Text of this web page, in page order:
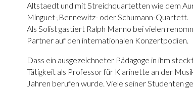
Altstaedt und mit Streichquartetten wie dem
Minguet-,Bennewitz- oder Schumann-Quartett.
Als Solist gastiert Ralph Manno bei vielen
Partner auf den internationalen Konzertpodien.
Dass ein ausgezeichneter Pädagoge in ihm
Tätigkeit als Professor für Klarinette an der
Jahren berufen wurde. Viele seiner Studenten